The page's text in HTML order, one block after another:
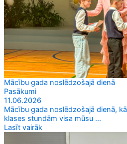
Mācību gada noslēdzošajā dienā
Pasākumi
11.06.2026
Mācību gada noslēdzošajā dienā,
klases stundām visa mūsu ...
Lasīt vairāk